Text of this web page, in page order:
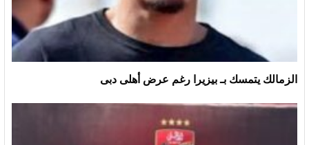
الزمالك يتمسك بـ بيزيرا رغم عرض أهلى دبى